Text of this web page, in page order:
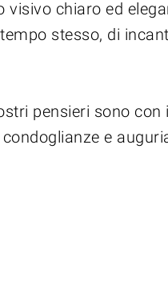
visivo chiaro ed
stesso, di
pensieri sono
e